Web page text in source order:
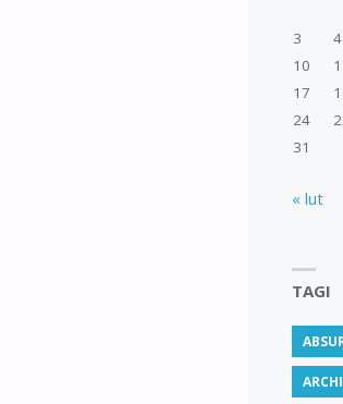
3
4
10
17
24
31
« lut
TAGI